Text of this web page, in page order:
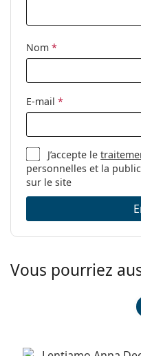
Étui:
Oui
Sexe:
Pour
Catégorie:
Marque:
Vogue
Code:
Nom *
E-mail *
J’accepte le
personnelles et la
sur le site
Vous pourriez